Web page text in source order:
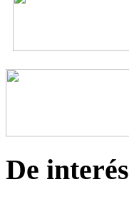
De interés